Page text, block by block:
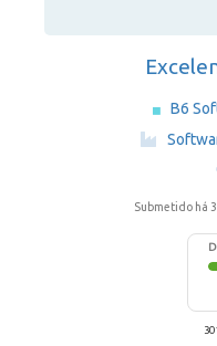
B6
Submetido há